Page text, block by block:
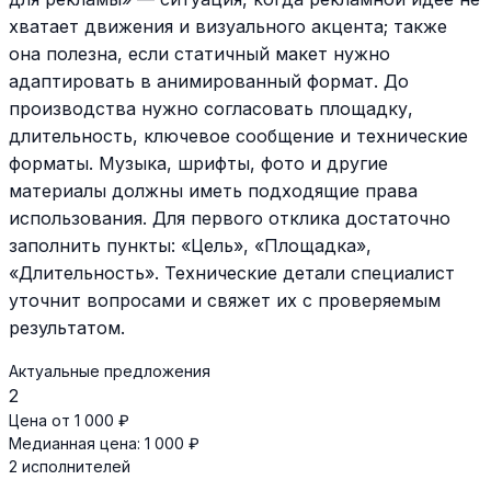
хватает движения и визуального акцента; также
она полезна, если статичный макет нужно
адаптировать в анимированный формат. До
производства нужно согласовать площадку,
длительность, ключевое сообщение и технические
форматы. Музыка, шрифты, фото и другие
материалы должны иметь подходящие права
использования. Для первого отклика достаточно
заполнить пункты: «Цель», «Площадка»,
«Длительность». Технические детали специалист
уточнит вопросами и свяжет их с проверяемым
результатом.
Актуальные предложения
2
Цена от 1 000 ₽
Медианная цена: 1 000 ₽
2 исполнителей